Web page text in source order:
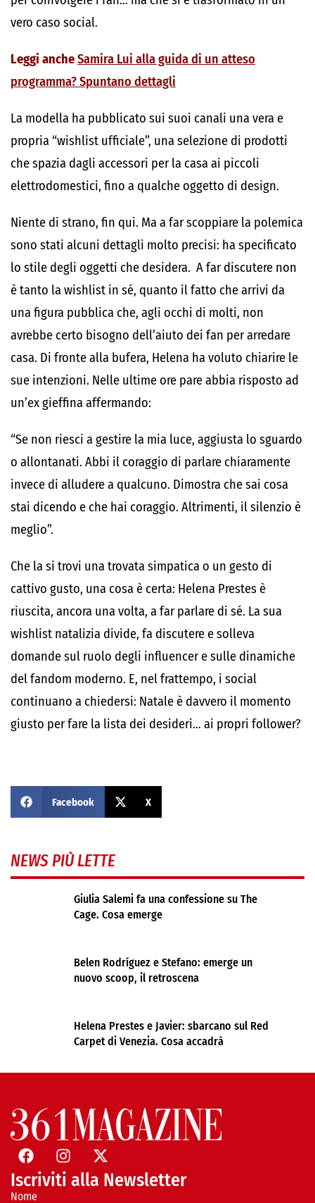
vero caso social.
Leggi ancheSamira Lui alla guida di un atteso
programma? Spuntano dettagli
La modella ha pubblicato sui suoi canali una vera e
propria “wishlist ufficiale”, una selezione di prodotti
che spazia dagli accessori per la casa ai piccoli
elettrodomestici, fino a qualche oggetto di design.
Niente di strano, fin qui. Ma a far scoppiare la polemica
sono stati alcuni dettagli molto precisi: ha specificato
lo stile degli oggetti che desidera. A far discutere non
è tanto la wishlist in sé, quanto il fatto che arrivi da
una figura pubblica che, agli occhi di molti, non
avrebbe certo bisogno dell’aiuto dei fan per arredare
casa. Di fronte alla bufera, Helena ha voluto chiarire le
sue intenzioni. Nelle ultime ore pare abbia risposto ad
un’ex gieffina affermando:
“Se non riesci a gestire la mia luce, aggiusta lo sguardo
o allontanati. Abbi il coraggio di parlare chiaramente
invece di alludere a qualcuno. Dimostra che sai cosa
stai dicendo e che hai coraggio. Altrimenti, il silenzio è
meglio”.
Che la si trovi una trovata simpatica o un gesto di
cattivo gusto, una cosa è certa: Helena Prestes è
riuscita, ancora una volta, a far parlare di sé. La sua
wishlist natalizia divide, fa discutere e solleva
domande sul ruolo degli influencer e sulle dinamiche
del fandom moderno. E, nel frattempo, i social
continuano a chiedersi: Natale è davvero il momento
giusto per fare la lista dei desideri… ai propri follower?
Facebook X
NEWS PIÙ LETTE
Giulia Salemi fa una confessione su The
Cage. Cosa emerge
Belen Rodríguez e Stefano: emerge un
nuovo scoop, il retroscena
Helena Prestes e Javier: sbarcano sul Red
Carpet di Venezia. Cosa accadrà
Iscriviti alla Newsletter
Nome